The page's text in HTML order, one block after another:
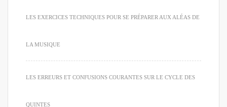
LES EXERCICES TECHNIQUES POUR SE PRÉPARER AUX ALÉAS DE
LA MUSIQUE
LES ERREURS ET CONFUSIONS COURANTES SUR LE CYCLE DES
QUINTES